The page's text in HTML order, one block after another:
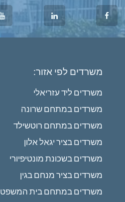
משרדים לפי אזור:
משרדים ליד עזריאלי
משרדים במתחם שרונה
משרדים במתחם רוטשילד
משרדים בציר יגאל אלון
משרדים בשכונת מונטיפיורי
משרדים בציר מנחם בגין
משרדים במתחם בית המשפט